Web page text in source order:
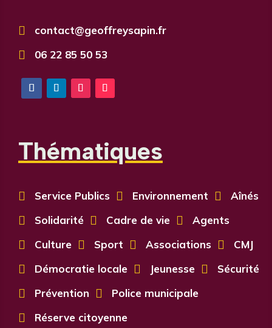
 contact@geoffreysapin.fr
 06 22 85 50 53
Thématiques
 Service Publics  Environnement  Aînés
 Solidarité  Cadre de vie  Agents
 Culture  Sport  Associations  CMJ
 Démocratie locale  Jeunesse  Sécurité
 Prévention  Police municipale
 Réserve citoyenne